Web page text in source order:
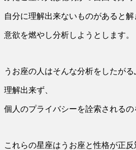
自分に理解出来ないものがあると解
意欲を燃やし分析しようとします。
うお座の人はそんな分析をしたが
理解出来ず、
個人のプライバシーを詮索されるの
これらの星座はうお座と性格が正反